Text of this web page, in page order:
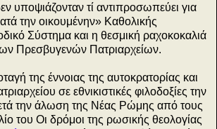
υποψιάζονταν τί αντιπροσωπεύει για
την οικουμένην» Καθολικής
Σύστημα και η θεσμική ραχοκοκαλιά
Πρεσβυγενών Πατριαρχείων.
της έννοιας της αυτοκρατορίας και
σε εθνικιστικές φιλοδοξίες την
την άλωση της Νέας Ρώμης από τους
του Οι δρόμοι της ρωσικής θεολογίας